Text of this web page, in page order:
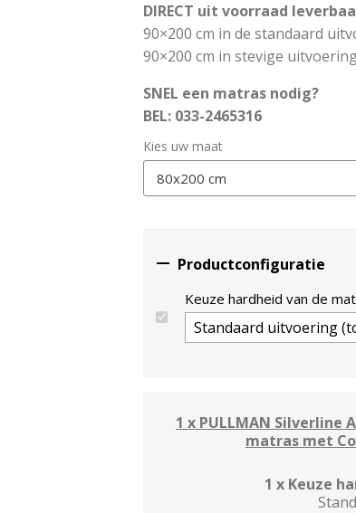
DIRECT uit voorraad
90×200 cm in de standaard
90×200 cm in stevige
SNEL een matras nodig?
BEL: 033-2465316
Kies uw maat
 Productconfiguratie
Keuze hardheid van de
1 x PULLMAN Silverline
matras met
1 x Keuze